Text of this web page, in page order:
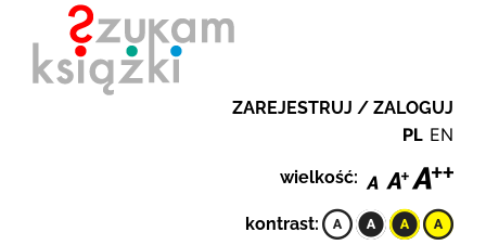
ZAREJESTRUJ / ZALOGUJ
PL EN
wielkość:
kontrast: